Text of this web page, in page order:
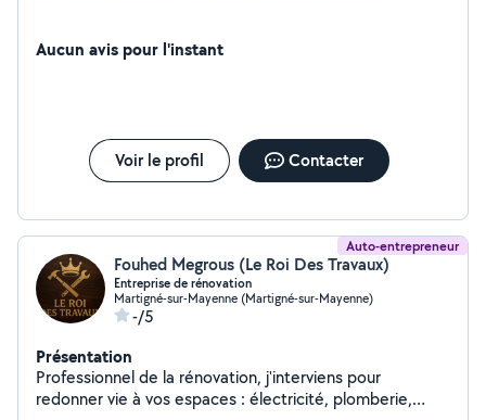
Aucun avis pour l'instant
Voir le profil Contacter
Auto-entrepreneur
Fouhed Megrous (Le Roi Des Travaux)
Entreprise de rénovation
Martigné-sur-Mayenne (Martigné-sur-Mayenne)
-/5
Présentation
Professionnel de la rénovation, j'interviens pour
redonner vie à vos espaces : électricité, plomberie,